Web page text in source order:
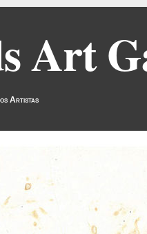
Art
Artistas